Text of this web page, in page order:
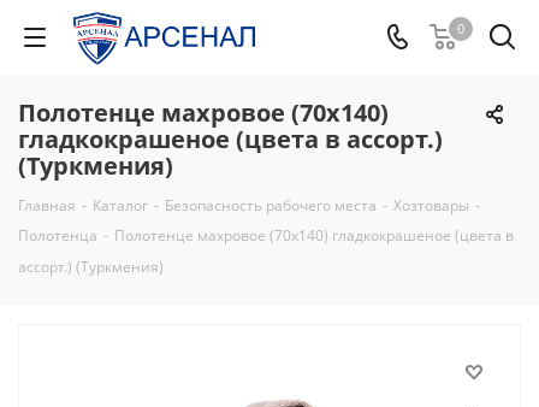
0
Полотенце махровое (70х140)
гладкокрашеное (цвета в ассорт.)
(Туркмения)
Главная - Каталог - Безопасность рабочего места - Хозтовары -
Полотенца - Полотенце махровое (70х140) гладкокрашеное (цвета в
ассорт.) (Туркмения)